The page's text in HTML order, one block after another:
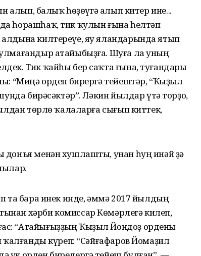
алып, балыҡ һөҙөүгә алып китер ине...
һорашһаҡ, тик ҡулын ғына һелтәп
килтереүе, яу яландарында ятып
атайыбыҙға. Шуға ла уның
Тик ҡайһы бер саҡта ғына, туғандары
“Миңә орден бирергә тейештәр, “Ҡыҙыл
бирәсәктәр”. Ләкин йылдар үтә торҙо,
төрлө ҡалаларға сығып киттек,
менән хушлашты, унан һуң инәй ҙә
та бара инек инде, әммә 2017 йылдың
хәрби комиссар Көмәрлегә килеп,
“Атайығыҙҙың Ҡыҙыл Йондоҙ ордены
күреп: “Сәйғафаров Йомаҙил